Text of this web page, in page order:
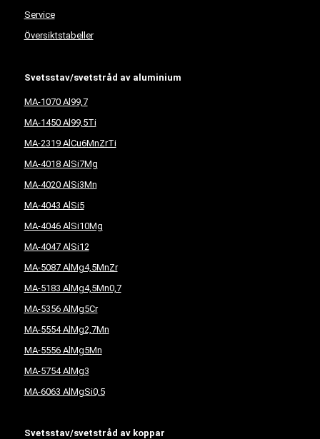
Service
Översiktstabeller
Svetsstav/svetstråd av aluminium
MA-1070 Al99,7
MA-1450 Al99,5Ti
MA-2319 AlCu6MnZrTi
MA-4018 AlSi7Mg
MA-4020 AlSi3Mn
MA-4043 AlSi5
MA-4046 AlSi10Mg
MA-4047 AlSi12
MA-5087 AlMg4,5MnZr
MA-5183 AlMg4,5Mn0,7
MA-5356 AlMg5Cr
MA-5554 AlMg2,7Mn
MA-5556 AlMg5Mn
MA-5754 AlMg3
MA-6063 AlMgSi0,5
Svetsstav/svetstråd av koppar